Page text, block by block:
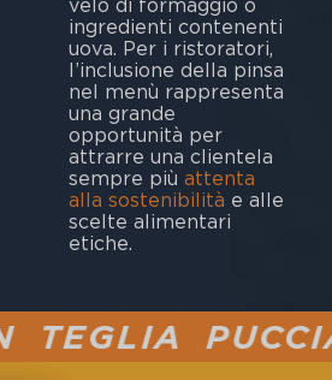
velo di formaggio o
ingredienti contenenti
uova. Per i ristoratori,
l’inclusione della pinsa
nel menù rappresenta
una grande
opportunità per
attrarre una clientela
sempre più attenta
alla sostenibilità e alle
scelte alimentari
etiche.
PUCCIA